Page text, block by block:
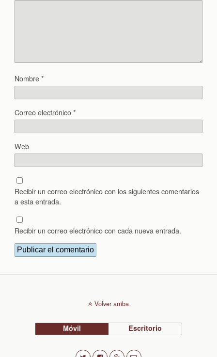
Nombre*
Correo electrónico*
Web
Recibir un correo electrónico con los siguientes comentarios
a esta entrada.
Recibir un correo electrónico con cada nueva entrada.
Volver arriba
Móvil Escritorio